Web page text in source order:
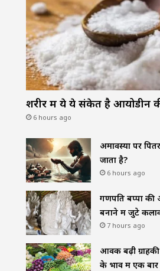
शरीर में ये ये संकेत है आयोडीन
6 hours ago
अमावस्या पर
जाता है?
6 hours ago
गणपति बप्पा की
बनाने में जुटे
7 hours ago
आवक बढ़ी
के भाव में एक